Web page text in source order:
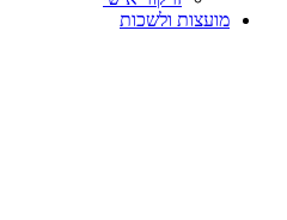
מועצות ולשכות